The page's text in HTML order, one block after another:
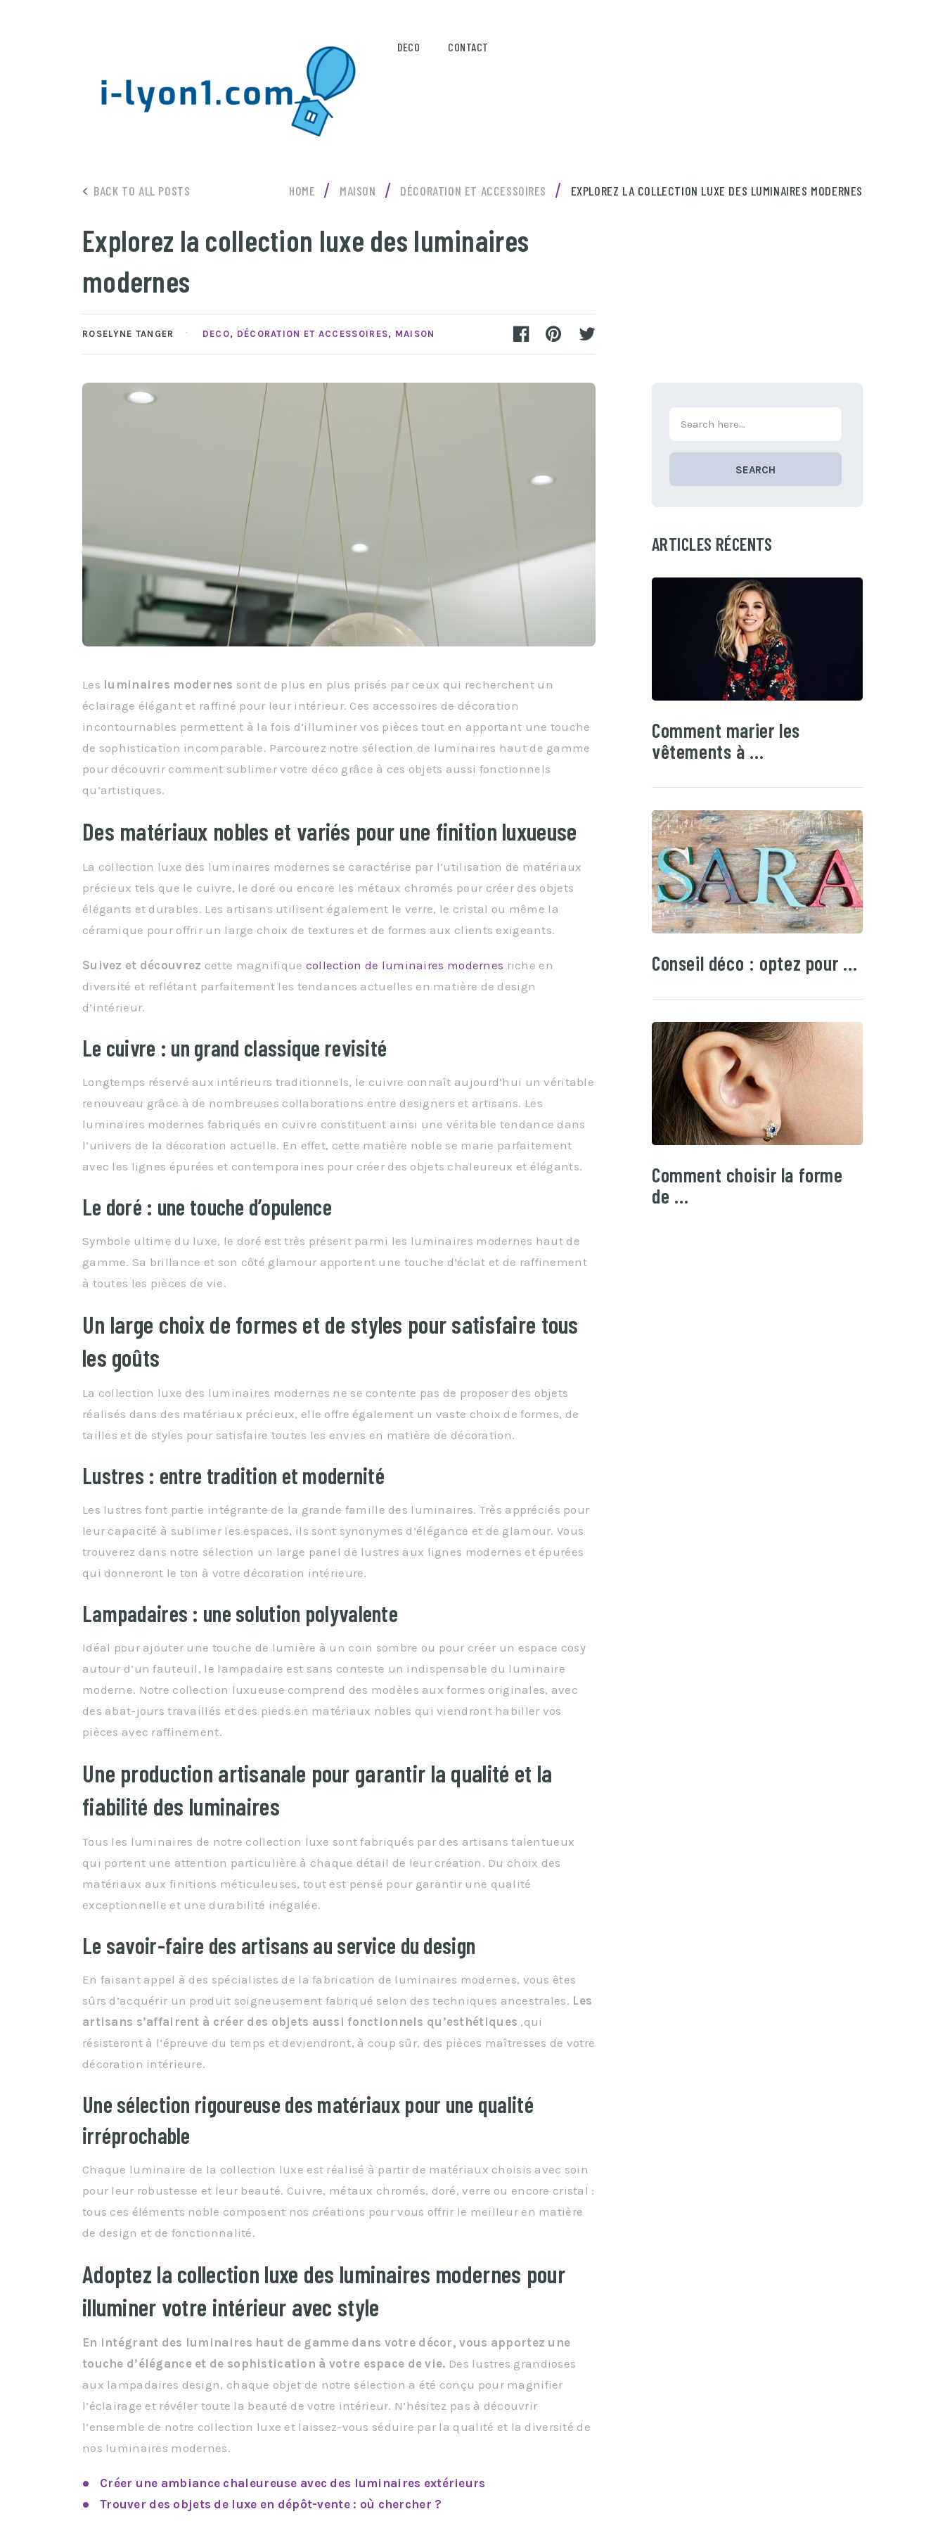
DECO CONTACT
BACK TO ALL POSTS HOME / MAISON / DÉCORATION ET ACCESSOIRES / EXPLOREZ LA COLLECTION LUXE DES LUMINAIRES MODERNES
Explorez la collection luxe des luminaires
modernes
ROSELYNE TANGER DECO, DÉCORATION ET ACCESSOIRES, MAISON
Les luminaires modernes sont de plus en plus prisés par ceux qui recherchent un
éclairage élégant et raffiné pour leur intérieur. Ces accessoires de décoration
incontournables permettent à la fois d’illuminer vos pièces tout en apportant une touche
de sophistication incomparable. Parcourez notre sélection de luminaires haut de gamme
pour découvrir comment sublimer votre déco grâce à ces objets aussi fonctionnels
qu’artistiques.
Des matériaux nobles et variés pour une finition luxueuse
La collection luxe des luminaires modernes se caractérise par l’utilisation de matériaux
précieux tels que le cuivre, le doré ou encore les métaux chromés pour créer des objets
élégants et durables. Les artisans utilisent également le verre, le cristal ou même la
céramique pour offrir un large choix de textures et de formes aux clients exigeants.
Suivez et découvrez cette magnifique collection de luminaires modernes riche en
diversité et reflétant parfaitement les tendances actuelles en matière de design
d’intérieur.
Le cuivre : un grand classique revisité
Longtemps réservé aux intérieurs traditionnels, le cuivre connaît aujourd’hui un véritable
renouveau grâce à de nombreuses collaborations entre designers et artisans. Les
luminaires modernes fabriqués en cuivre constituent ainsi une véritable tendance dans
l’univers de la décoration actuelle. En effet, cette matière noble se marie parfaitement
avec les lignes épurées et contemporaines pour créer des objets chaleureux et élégants.
Le doré : une touche d’opulence
Symbole ultime du luxe, le doré est très présent parmi les luminaires modernes haut de
gamme. Sa brillance et son côté glamour apportent une touche d’éclat et de raffinement
à toutes les pièces de vie.
Un large choix de formes et de styles pour satisfaire tous
les goûts
La collection luxe des luminaires modernes ne se contente pas de proposer des objets
réalisés dans des matériaux précieux, elle offre également un vaste choix de formes, de
tailles et de styles pour satisfaire toutes les envies en matière de décoration.
Lustres : entre tradition et modernité
Les lustres font partie intégrante de la grande famille des luminaires. Très appréciés pour
leur capacité à sublimer les espaces, ils sont synonymes d’élégance et de glamour. Vous
trouverez dans notre sélection un large panel de lustres aux lignes modernes et épurées
qui donneront le ton à votre décoration intérieure.
Lampadaires : une solution polyvalente
Idéal pour ajouter une touche de lumière à un coin sombre ou pour créer un espace cosy
autour d’un fauteuil, le lampadaire est sans conteste un indispensable du luminaire
moderne. Notre collection luxueuse comprend des modèles aux formes originales, avec
des abat-jours travaillés et des pieds en matériaux nobles qui viendront habiller vos
pièces avec raffinement.
Une production artisanale pour garantir la qualité et la
fiabilité des luminaires
Tous les luminaires de notre collection luxe sont fabriqués par des artisans talentueux
qui portent une attention particulière à chaque détail de leur création. Du choix des
matériaux aux finitions méticuleuses, tout est pensé pour garantir une qualité
exceptionnelle et une durabilité inégalée.
Le savoir-faire des artisans au service du design
En faisant appel à des spécialistes de la fabrication de luminaires modernes, vous êtes
sûrs d’acquérir un produit soigneusement fabriqué selon des techniques ancestrales. Les
artisans s’affairent à créer des objets aussi fonctionnels qu’esthétiques ,qui
résisteront à l’épreuve du temps et deviendront, à coup sûr, des pièces maîtresses de votre
décoration intérieure.
Une sélection rigoureuse des matériaux pour une qualité
irréprochable
Chaque luminaire de la collection luxe est réalisé à partir de matériaux choisis avec soin
pour leur robustesse et leur beauté. Cuivre, métaux chromés, doré, verre ou encore cristal :
tous ces éléments noble composent nos créations pour vous offrir le meilleur en matière
de design et de fonctionnalité.
Adoptez la collection luxe des luminaires modernes pour
illuminer votre intérieur avec style
En intégrant des luminaires haut de gamme dans votre décor, vous apportez une
touche d’élégance et de sophistication à votre espace de vie. Des lustres grandioses
aux lampadaires design, chaque objet de notre sélection a été conçu pour magnifier
l’éclairage et révéler toute la beauté de votre intérieur. N’hésitez pas à découvrir
l’ensemble de notre collection luxe et laissez-vous séduire par la qualité et la diversité de
nos luminaires modernes.
Créer une ambiance chaleureuse avec des luminaires extérieurs
Trouver des objets de luxe en dépôt-vente : où chercher ?
SEARCH
ARTICLES RÉCENTS
Comment marier les
vêtements à …
Conseil déco : optez pour …
Comment choisir la forme
de …